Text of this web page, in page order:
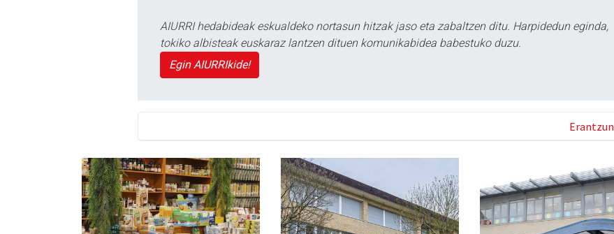
AIURRI hedabideak eskualdeko nortasun hitzak jaso eta zabaltzen ditu. Harpidedun eginda,
tokiko albisteak euskaraz lantzen dituen komunikabidea babestuko duzu.
Egin AIURRIkide!
Erantzun